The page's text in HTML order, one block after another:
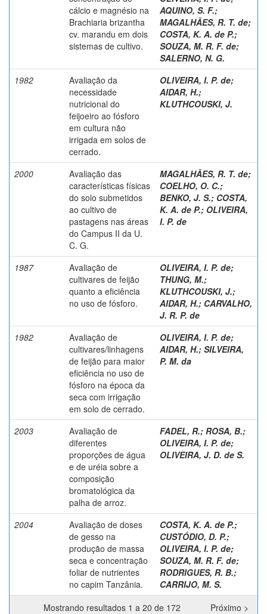
cálcio e magnésio na
Brachiaria brizantha
cv. marandu em dois
sistemas de cultivo.
AQUINO, S. F.;
MAGALHÃES, R. T. de;
COSTA, K. A. de P.;
SOUZA, M. R. F. de;
SALERNO, N. G.
1982
Avaliação da
necessidade
nutricional do
feijoeiro ao fósforo
em cultura não
irrigada em solos de
cerrado.
OLIVEIRA, I. P. de;
AIDAR, H.;
KLUTHCOUSKI, J.
2000
Avaliação das
características físicas
do solo submetidos
ao cultivo de
pastagens nas áreas
do Campus II da U.
C. G.
MAGALHÃES, R. T. de;
COELHO, O. C.;
BENKO, J. S.; COSTA,
K. A. de P.; OLIVEIRA,
I. P. de
1987
Avaliação de
cultivares de feijão
quanto a eficiência
no uso de fósforo.
OLIVEIRA, I. P. de;
THUNG, M.;
KLUTHCOUSKI, J.;
AIDAR, H.; CARVALHO,
J. R. P. de
1982
Avaliação de
cultivares/linhagens
de feijão para maior
eficiência no uso de
fósforo na época da
seca com irrigação
em solo de cerrado.
OLIVEIRA, I. P. de;
AIDAR, H.; SILVEIRA,
P. M. da
2003
Avaliação de
diferentes
proporções de água
e de uréia sobre a
composição
bromatológica da
palha de arroz.
FADEL, R.; ROSA, B.;
OLIVEIRA, I. P. de;
OLIVEIRA, J. D. de S.
2004
Avaliação de doses
de gesso na
produção de massa
seca e concentração
foliar de nutrientes
no capim Tanzânia.
COSTA, K. A. de P.;
CUSTÓDIO, D. P.;
OLIVEIRA, I. P. de;
SOUZA, M. R. F. de;
RODRIGUES, R. B.;
CARRIJO, M. S.
Mostrando resultados 1 a 20 de 172
Próximo >